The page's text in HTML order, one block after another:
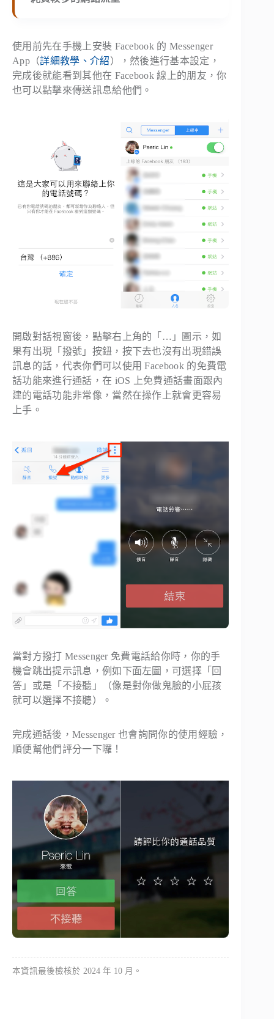
使用前先在手機上安裝 Facebook 的 Messenger
App（詳細教學、介紹），然後進行基本設定，
完成後就能看到其他在 Facebook 線上的朋友，你
也可以點擊來傳送訊息給他們。
開啟對話視窗後，點擊右上角的「…」圖示，如
果有出現「撥號」按鈕，按下去也沒有出現錯誤
訊息的話，代表你們可以使用 Facebook 的免費電
話功能來進行通話，在 iOS 上免費通話畫面跟內
建的電話功能非常像，當然在操作上就會更容易
上手。
當對方撥打 Messenger 免費電話給你時，你的手
機會跳出提示訊息，例如下面左圖，可選擇「回
答」或是「不接聽」（像是對你做鬼臉的小屁孩
就可以選擇不接聽）。
完成通話後，Messenger 也會詢問你的使用經驗，
順便幫他們評分一下囉！
本資訊最後檢核於 2024 年 10 月。